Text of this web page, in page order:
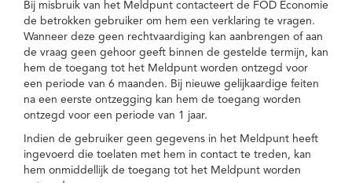
Bij misbruik van het Meldpunt contacteert de FOD Economie
de betrokken gebruiker om hem een verklaring te vragen.
Wanneer deze geen rechtvaardiging kan aanbrengen of aan
de vraag geen gehoor geeft binnen de gestelde termijn, kan
hem de toegang tot het Meldpunt worden ontzegd voor
een periode van 6 maanden. Bij nieuwe gelijkaardige feiten
na een eerste ontzegging kan hem de toegang worden
ontzegd voor een periode van 1 jaar.
Indien de gebruiker geen gegevens in het Meldpunt heeft
ingevoerd die toelaten met hem in contact te treden, kan
hem onmiddellijk de toegang tot het Meldpunt worden